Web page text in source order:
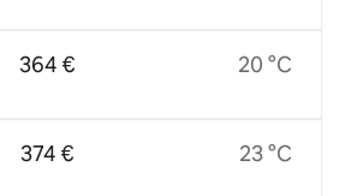
364 €
374 €
20 °C
23 °C